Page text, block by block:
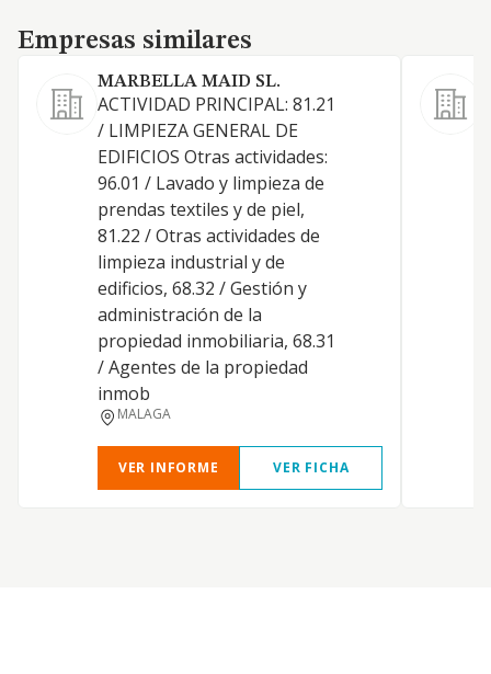
Empresas similares
Empresas similares
MARBELLA MAID SL.
ACTIVIDAD PRINCIPAL: 81.21
/ LIMPIEZA GENERAL DE
EDIFICIOS Otras actividades:
96.01 / Lavado y limpieza de
prendas textiles y de piel,
81.22 / Otras actividades de
limpieza industrial y de
edificios, 68.32 / Gestión y
administración de la
propiedad inmobiliaria, 68.31
/ Agentes de la propiedad
inmob
MALAGA
VER INFORME VER FICHA